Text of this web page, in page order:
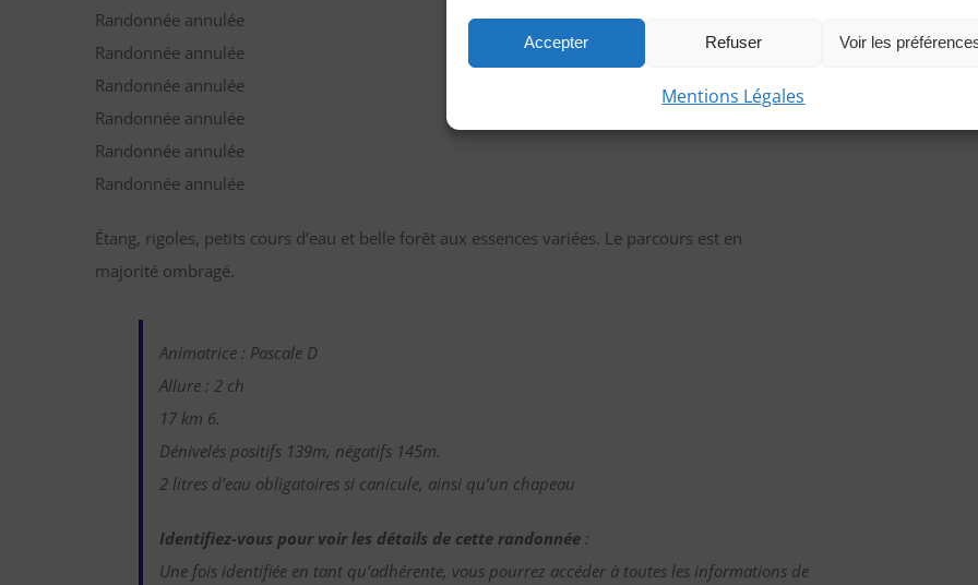
Accepter Refuser Voir les
Mentions Légales
Randonnée annulée
Randonnée annulée
Randonnée annulée
Randonnée annulée
Randonnée annulée
Randonnée annulée
Étang, rigoles, petits cours d’eau et belle forêt aux essences variées. Le parcours est en
majorité ombragé.
Animatrice : Pascale D
Allure : 2 ch
17 km 6.
Dénivelés positifs 139m, négatifs 145m.
2 litres d’eau obligatoires si canicule, ainsi qu’un chapeau
Identifiez-vous pour voir les détails de cette randonnée :
Une fois identifiée en tant qu’adhérente, vous pourrez accéder à toutes les informations de